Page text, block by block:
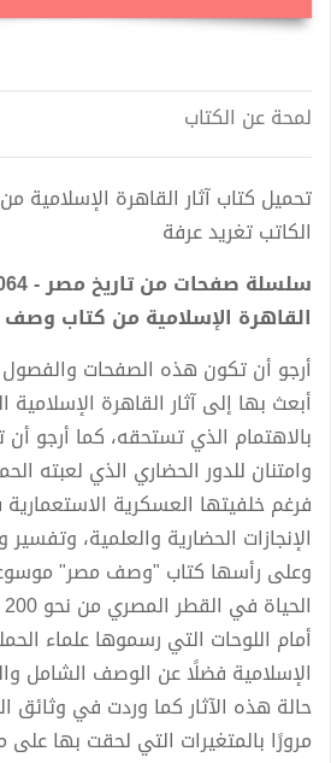
لمحة عن الكتاب
الكاتب تغريد عرفة
القاهرة الإسلامية من كتاب
أرجو أن تكون هذه الصفحات
أبعث بها إلى آثار القاهرة
بالاهتمام الذي تستحقه، كما أرجو
وامتنان للدور الحضاري الذي لعبته
فرغم خلفيتها العسكرية
الإنجازات الحضارية والعلمية،
وعلى رأسها كتاب "وصف مصر"
أمام اللوحات التي رسموها علماء
الإسلامية فضلًا عن الوصف الشامل
حالة هذه الآثار كما وردت في وثائق
مرورًا بالمتغيرات التي لحقت بها على